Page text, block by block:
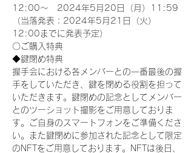
12:00～　2024年5月20日（月）11:59
（当落発表：2024年5月21日（火）
12:00までに発表予定）
〇ご購入特典
◆鍵閉め特典
握手会における各メンバーとの一番最後の握
手をしていただき、鍵を閉める役割を担って
いただきます。鍵閉めの記念としてメンバー
とのツーショット撮影をご用意しておりま
す。ご自身のスマートフォンをご準備くださ
い。また鍵閉めに参加された記念として限定
のNFTをご用意しております。NFTは後日、